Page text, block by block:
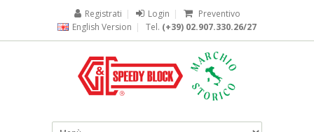
Registrati | Login |
Preventivo
English Version | Tel. (+39) 02.907.330.26/27